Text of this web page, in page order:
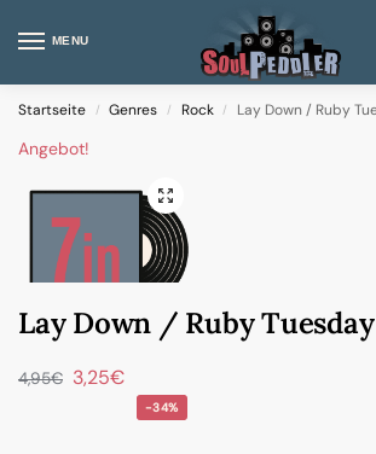
MENU
Startseite / Genres / Rock / Lay Down / Ruby
Angebot!
Lay Down / Ruby
4,95€ 3,25€
-34%